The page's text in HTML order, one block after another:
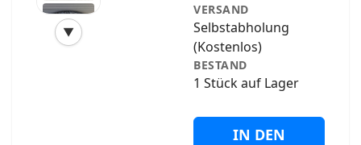
▼
‹
VERSAND
Selbstabholung
(Kostenlos)
BESTAND
1 Stück auf Lager
IN DEN